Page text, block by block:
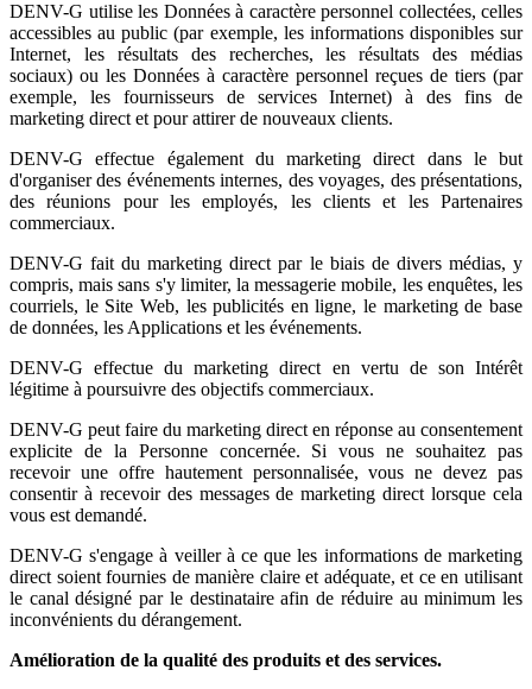
DENV-G utilise les Données à caractère personnel collectées, celles
accessibles au public (par exemple, les informations disponibles sur
Internet, les résultats des recherches, les résultats des médias
sociaux) ou les Données à caractère personnel reçues de tiers (par
exemple, les fournisseurs de services Internet) à des fins de
marketing direct et pour attirer de nouveaux clients.
DENV-G effectue également du marketing direct dans le but
d'organiser des événements internes, des voyages, des présentations,
des réunions pour les employés, les clients et les Partenaires
commerciaux.
DENV-G fait du marketing direct par le biais de divers médias, y
compris, mais sans s'y limiter, la messagerie mobile, les enquêtes, les
courriels, le Site Web, les publicités en ligne, le marketing de base
de données, les Applications et les événements.
DENV-G effectue du marketing direct en vertu de son Intérêt
légitime à poursuivre des objectifs commerciaux.
DENV-G peut faire du marketing direct en réponse au consentement
explicite de la Personne concernée. Si vous ne souhaitez pas
recevoir une offre hautement personnalisée, vous ne devez pas
consentir à recevoir des messages de marketing direct lorsque cela
vous est demandé.
DENV-G s'engage à veiller à ce que les informations de marketing
direct soient fournies de manière claire et adéquate, et ce en utilisant
le canal désigné par le destinataire afin de réduire au minimum les
inconvénients du dérangement.
Amélioration de la qualité des produits et des services.